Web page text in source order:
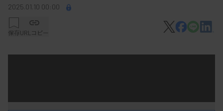
2025.01.10 00:00
保存URLコピー